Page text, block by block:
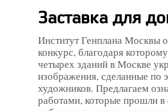
Заставка для
Институт Генплана Москвы
конкурс, благодаря
четырех зданий в Москве
изображения, сделанные по
художников. Предлагаем
работами, которые прошли